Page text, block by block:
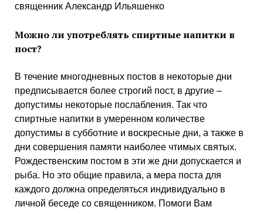
священник Александр Ильяшенко
Можно ли употреблять спиртные напитки в
пост?
В течение многодневных постов в некоторые дни
предписывается более строгий пост, в другие –
допустимы некоторые послабления. Так что
спиртные напитки в умеренном количестве
допустимы в субботние и воскресные дни, а также в
дни совершения памяти наиболее чтимых святых.
Рождественским постом в эти же дни допускается и
рыба. Но это общие правила, а мера поста для
каждого должна определяться индивидуально в
личной беседе со священником. Помоги Вам